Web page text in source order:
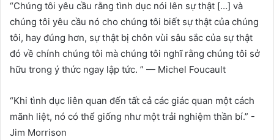
“Chúng tôi yêu cầu rằng tình dục nói lên sự thật […] và
chúng tôi yêu cầu nó cho chúng tôi biết sự thật của chúng
tôi, hay đúng hơn, sự thật bị chôn vùi sâu sắc của sự thật
đó về chính chúng tôi mà chúng tôi nghĩ rằng chúng tôi sở
hữu trong ý thức ngay lập tức. ” — Michel Foucault
“Khi tình dục liên quan đến tất cả các giác quan một cách
mãnh liệt, nó có thể giống như một trải nghiệm thần bí.” -
Jim Morrison